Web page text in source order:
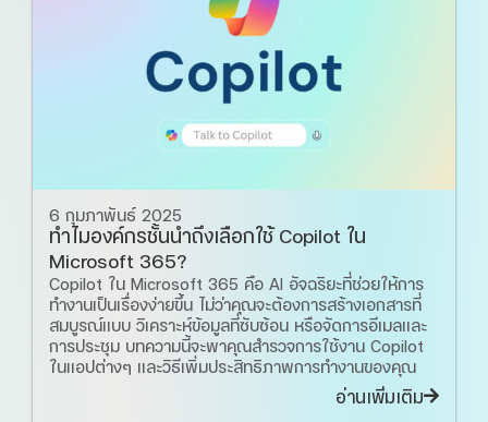
6 กุมภาพันธ์ 2025
ทำไมองค์กรชั้นนำถึงเลือกใช้ Copilot ใน
Microsoft 365?
Copilot ใน Microsoft 365 คือ AI อัจฉริยะที่ช่วยให้การ
ทำงานเป็นเรื่องง่ายขึ้น ไม่ว่าคุณจะต้องการสร้างเอกสารที่
สมบูรณ์แบบ วิเคราะห์ข้อมูลที่ซับซ้อน หรือจัดการอีเมลและ
การประชุม บทความนี้จะพาคุณสำรวจการใช้งาน Copilot
ในแอปต่างๆ และวิธีเพิ่มประสิทธิภาพการทำงานของคุณ
อ่านเพิ่มเติม